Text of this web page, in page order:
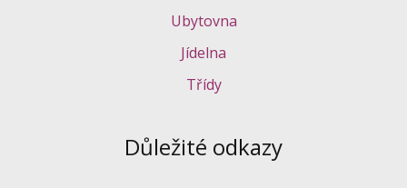
Ubytovna
Jídelna
Třídy
Důležité odkazy